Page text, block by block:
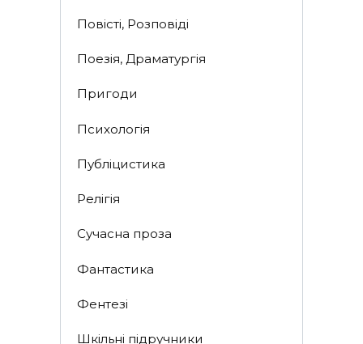
Повісті, Розповіді
Поезія, Драматургія
Пригоди
Психологія
Публіцистика
Релігія
Сучасна проза
Фантастика
Фентезі
Шкільні підручники